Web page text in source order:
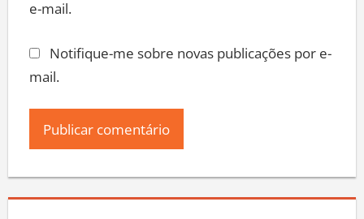
e-mail.
Notifique-me sobre novas publicações por e-
mail.